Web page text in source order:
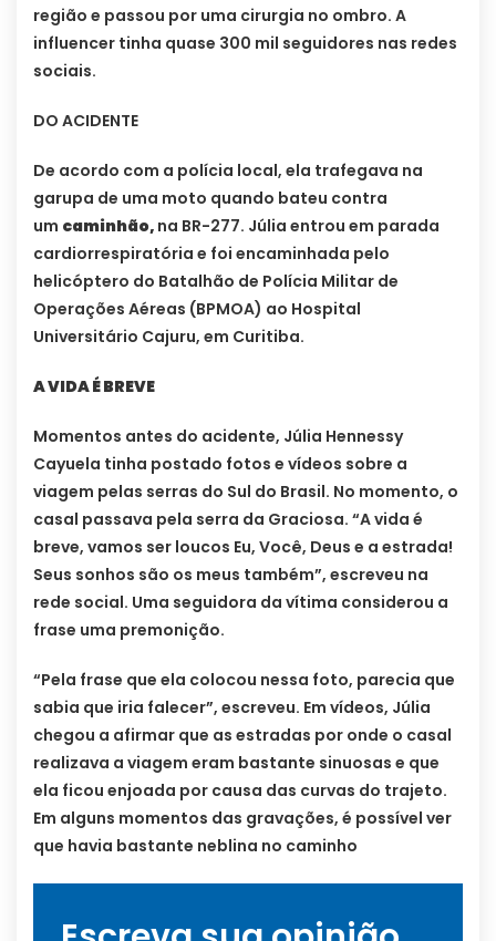
região e passou por uma cirurgia no ombro. A
influencer tinha quase 300 mil seguidores nas redes
sociais.
DO ACIDENTE
De acordo com a polícia local, ela trafegava na
garupa de uma moto quando bateu contra
um caminhão, na BR-277. Júlia entrou em parada
cardiorrespiratória e foi encaminhada pelo
helicóptero do Batalhão de Polícia Militar de
Operações Aéreas (BPMOA) ao Hospital
Universitário Cajuru, em Curitiba.
A VIDA É BREVE
Momentos antes do acidente, Júlia Hennessy
Cayuela tinha postado fotos e vídeos sobre a
viagem pelas serras do Sul do Brasil. No momento, o
casal passava pela serra da Graciosa. “A vida é
breve, vamos ser loucos Eu, Você, Deus e a estrada!
Seus sonhos são os meus também”, escreveu na
rede social. Uma seguidora da vítima considerou a
frase uma premonição.
“Pela frase que ela colocou nessa foto, parecia que
sabia que iria falecer”, escreveu. Em vídeos, Júlia
chegou a afirmar que as estradas por onde o casal
realizava a viagem eram bastante sinuosas e que
ela ficou enjoada por causa das curvas do trajeto.
Em alguns momentos das gravações, é possível ver
que havia bastante neblina no caminho